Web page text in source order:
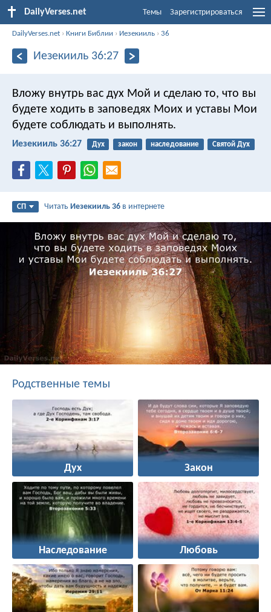
DailyVerses.net Темы Зарегистрироваться
DailyVerses.net ›Книги Библии › Иезекииль ›36
Иезекииль 36:27
Вложу внутрь вас дух Мой и сделаю то, что вы
будете ходить в заповедях Моих и уставы Мои
будете соблюдать и выполнять.
Иезекииль 36:27 Дух закон наследование Святой Дух
СП ЧитатьИезекииль 36 в интернете
Родственные темы
Дух Закон
Наследование Любовь